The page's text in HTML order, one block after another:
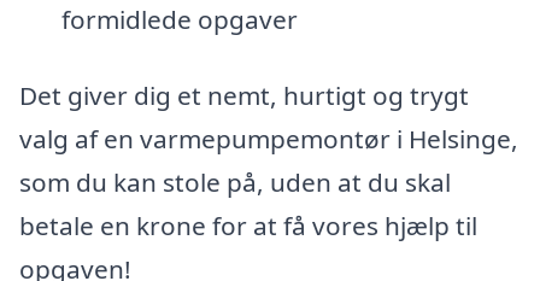
formidlede opgaver
Det giver dig et nemt, hurtigt og trygt
valg af en varmepumpemontør i Helsinge,
som du kan stole på, uden at du skal
betale en krone for at få vores hjælp til
opgaven!